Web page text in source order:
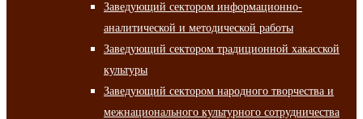
Заведующий сектором информационно-
аналитической и методической работы
Заведующий сектором традиционной хакасской
культуры
Заведующий сектором народного творчества и
межнационального культурного сотрудничества